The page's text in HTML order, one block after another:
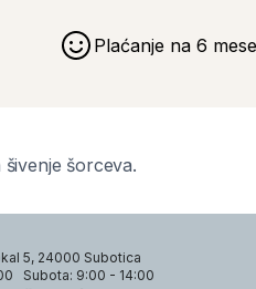
Plaćanje na 6
šorceva.
5, 24000 Subotica
Subota: 9:00 - 14:00